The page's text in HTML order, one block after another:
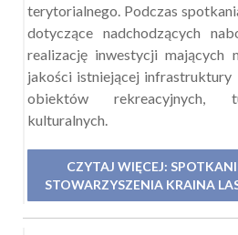
terytorialnego. Podczas
dotyczące nadchodzących
realizację inwestycji mających
jakości istniejącej infrastruktury
obiektów rekreacyjnych,
kulturalnych.
CZYTAJ WIĘCEJ:
STOWARZYSZENIA KRAINA